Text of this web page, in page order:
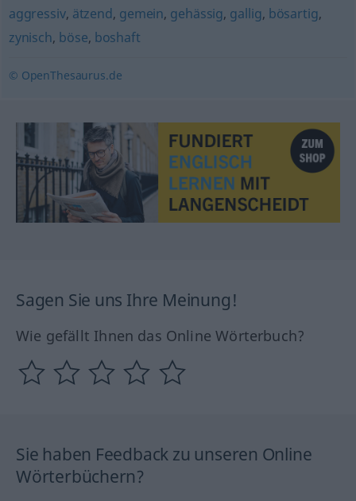
aggressiv, ätzend, gemein, gehässig, gallig, bösartig,
zynisch, böse, boshaft
© OpenThesaurus.de
Sagen Sie uns Ihre Meinung!
Wie gefällt Ihnen das Online Wörterbuch?
Sie haben Feedback zu unseren Online
Wörterbüchern?